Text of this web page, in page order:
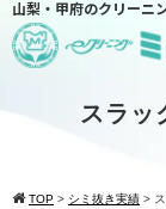
山梨・甲府のクリーニ
スラッ
TOP > シミ抜き実績 >